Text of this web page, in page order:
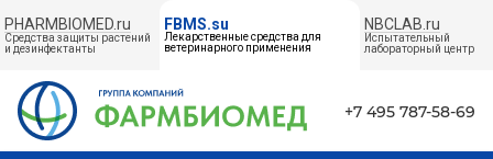
PHARMBIOMED.ru
Средства защиты растений
и дезинфектанты
FBMS.su
Лекарственные средства для
ветеринарного применения
NBCLAB.ru
Испытательный
лабораторный центр
← НА ГЛАВНУЮ
+7 495 787-58-69